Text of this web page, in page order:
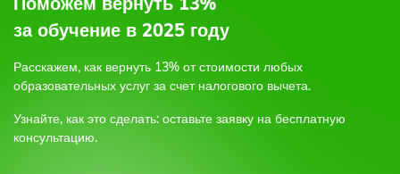
3.
4.
5.
за обучение в 2025 году
Расскажем, как вернуть 13% от стоимости любых
образовательных услуг за счет налогового вычета.
Узнайте, как это сделать: оставьте заявку на бесплатную
консультацию.